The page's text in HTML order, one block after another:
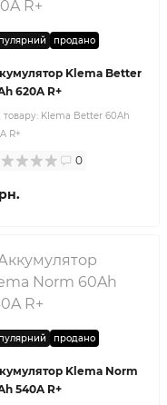
продано
Klema Better
620A R+
товару: Klema Better 60Ah
R+
0
продано
Klema Norm
540A R+